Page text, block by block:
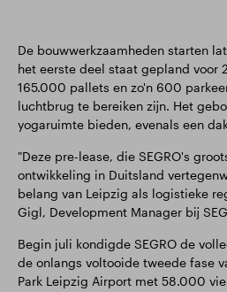
De bouwwerkzaamheden starten
het eerste deel staat gepland voor
165.000 pallets en zo'n 600
luchtbrug te bereiken zijn. Het
yogaruimte bieden, evenals een
"Deze pre-lease, die SEGRO's
ontwikkeling in Duitsland
belang van Leipzig als logistieke
Gigl, Development Manager bij
Begin juli kondigde SEGRO de
de onlangs voltooide tweede fase
Park Leipzig Airport met 58.000